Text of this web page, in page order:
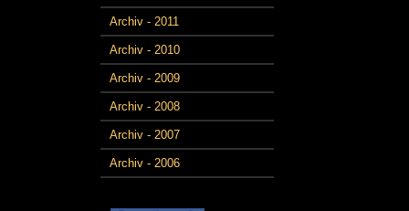
Archiv - 2011
Archiv - 2010
Archiv - 2009
Archiv - 2008
Archiv - 2007
Archiv - 2006